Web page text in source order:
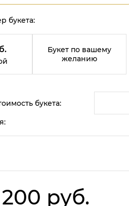
букета:
Букет по вашему
желанию
букета:
руб.